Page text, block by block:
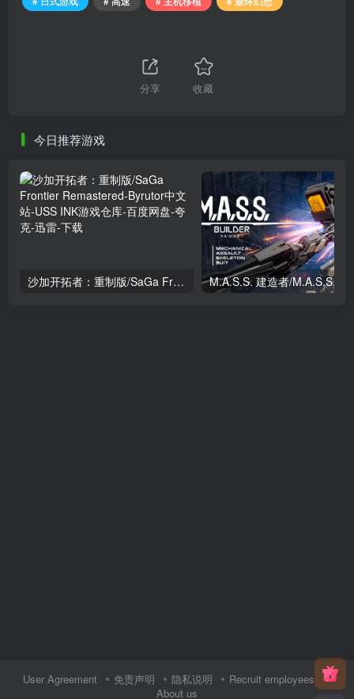
分享 收藏
今日推荐游戏
沙加开拓者：重制版/SaGa Frontier Remastered
User Agreement 免责声明 隐私说明
Recruit employees
About us